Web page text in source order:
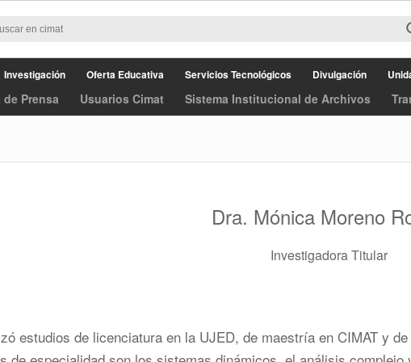
Investigación Oferta Educativa Servicios Tecnológicos Divulgación
de Prensa Usuarios Cimat Sistema Institucional de Archivos
Dra. Mónica Moreno
Investigadora Titular
estudios de licenciatura en la UJED, de maestría en CIMAT y